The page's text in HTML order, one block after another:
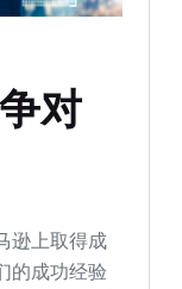
对
逊上取得成
的成功经验